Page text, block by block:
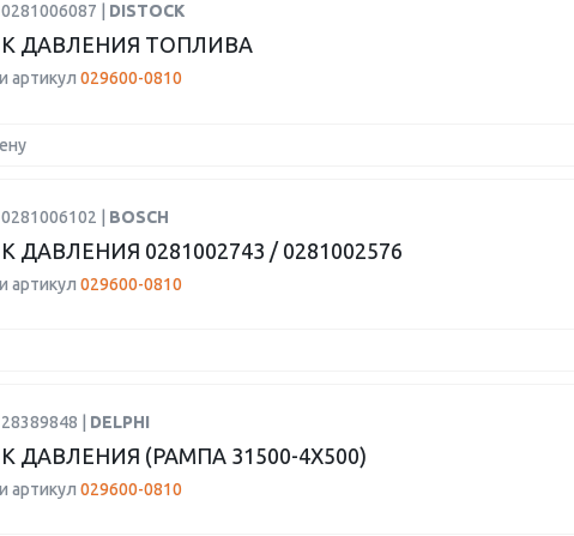
| DISTOCK
ДАВЛЕНИЯ ТОПЛИВА
артикул 029600-0810
| BOSCH
ДАВЛЕНИЯ 0281002743 / 0281002576
артикул 029600-0810
| DELPHI
ДАВЛЕНИЯ (РАМПА 31500-4X500)
артикул 029600-0810